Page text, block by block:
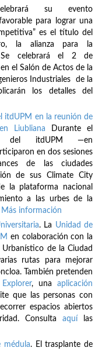
su evento
para lograr una
es el título del
la alianza para la
Se celebrará el 2 de
el Salón de Actos de la
Industriales de la
los detalles del
itdUPM en la reunión de
Liubliana Durante el
del itdUPM —en
en dos sesiones
de las ciudades
de sus Climate City
la plataforma nacional
a las urbes de la
Más información
. La Unidad de
en colaboración con la
de la Ciudad
rutas para mejorar
También pretenden
, una aplicación
que las personas con
espacios abiertos
Consulta aquílas
médula. El trasplante de